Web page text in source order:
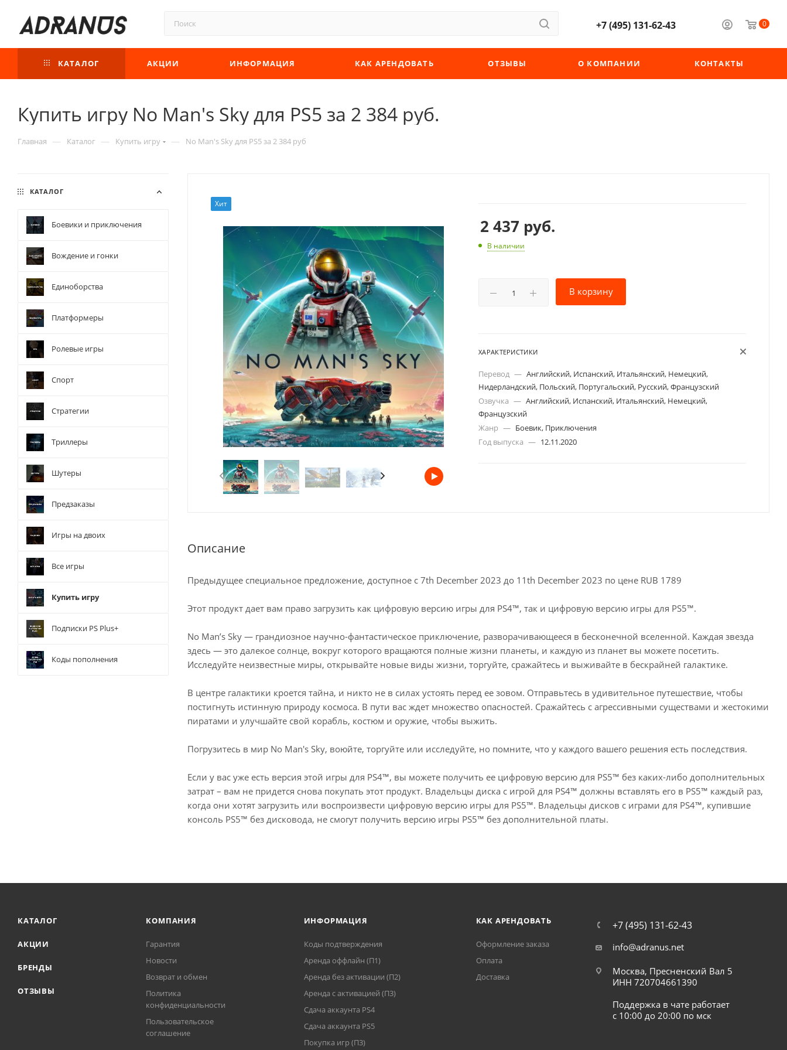
0
+7 (495) 131-62-43
КАТАЛОГ АКЦИИ ИНФОРМАЦИЯ КАК АРЕНДОВАТЬ ОТЗЫВЫ О КОМПАНИИ КОНТАКТЫ
Купить игру No Man's Sky для PS5 за 2 384 руб.
Главная — Каталог — Купить игру — No Man's Sky для PS5 за 2 384 руб
Хит
2 437 руб.
В наличии
В корзину
ХАРАКТЕРИСТИКИ
Перевод — Английский, Испанский, Итальянский, Немецкий,
Нидерландский, Польский, Португальский, Русский, Французский
Озвучка — Английский, Испанский, Итальянский, Немецкий,
Французский
Жанр — Боевик, Приключения
Год выпуска — 12.11.2020
Описание
Предыдущее специальное предложение, доступное с 7th December 2023 до 11th December 2023 по цене RUB 1789
Этот продукт дает вам право загрузить как цифровую версию игры для PS4™, так и цифровую версию игры для PS5™.
No Man’s Sky — грандиозное научно-фантастическое приключение, разворачивающееся в бесконечной вселенной. Каждая звезда
здесь — это далекое солнце, вокруг которого вращаются полные жизни планеты, и каждую из планет вы можете посетить.
Исследуйте неизвестные миры, открывайте новые виды жизни, торгуйте, сражайтесь и выживайте в бескрайней галактике.
В центре галактики кроется тайна, и никто не в силах устоять перед ее зовом. Отправьтесь в удивительное путешествие, чтобы
постигнуть истинную природу космоса. В пути вас ждет множество опасностей. Сражайтесь с агрессивными существами и жестокими
пиратами и улучшайте свой корабль, костюм и оружие, чтобы выжить.
Погрузитесь в мир No Man's Sky, воюйте, торгуйте или исследуйте, но помните, что у каждого вашего решения есть последствия.
Если у вас уже есть версия этой игры для PS4™, вы можете получить ее цифровую версию для PS5™ без каких-либо дополнительных
затрат – вам не придется снова покупать этот продукт. Владельцы диска с игрой для PS4™ должны вставлять его в PS5™ каждый раз,
когда они хотят загрузить или воспроизвести цифровую версию игры для PS5™. Владельцы дисков с играми для PS4™, купившие
консоль PS5™ без дисковода, не смогут получить версию игры PS5™ без дополнительной платы.
КАТАЛОГ
Боевики и приключения
Вождение и гонки
Единоборства
Платформеры
Ролевые игры
Спорт
Стратегии
Триллеры
Шутеры
Предзаказы
Игры на двоих
Все игры
Купить игру
Подписки PS Plus+
Коды пополнения
КАТАЛОГ
АКЦИИ
БРЕНДЫ
ОТЗЫВЫ
КОМПАНИЯ
Гарантия
Новости
Возврат и обмен
Политика
конфиденциальности
Пользовательское
соглашение
ИНФОРМАЦИЯ
Коды подтверждения
Аренда оффлайн (П1)
Аренда без активации (П2)
Аренда с активацией (П3)
Сдача аккаунта PS4
Cдача аккаунта PS5
Покупка игр (П3)
КАК АРЕНДОВАТЬ
Оформление заказа
Оплата
Доставка
+7 (495) 131-62-43
info@adranus.net
Москва, Пресненский Вал 5
ИНН 720704661390
Поддержка в чате работает
с 10:00 до 20:00 по мск